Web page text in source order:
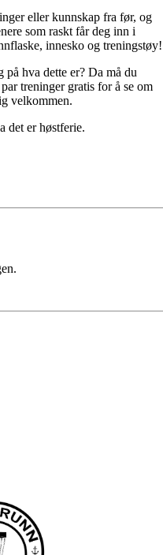
eller kunnskap fra før, og
som raskt får deg inn i
innesko og
hva dette er? Da må du
treninger gratis for å se om
velkommen.
det er høstferie.